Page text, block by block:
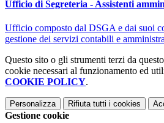
Ufficio di Segreteria - Assistenti
Ufficio composto dal DSGA e dai suoi
gestione dei servizi contabili e
Questo sito o gli strumenti terzi da
cookie necessari al funzionamento ed
COOKIE POLICY.
Personalizza Rifiuta tutti i cookies
Gestione cookie